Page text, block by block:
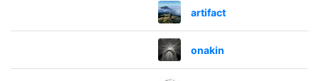
artifact
󠀡󠀡onakin